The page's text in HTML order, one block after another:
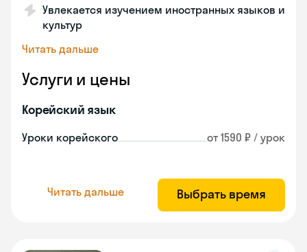
Увлекается изучением иностранных языков и
культур
Читать дальше
Услуги и цены
Корейский язык
Уроки корейского от 1590 ₽ / урок
Читать дальше Выбрать время